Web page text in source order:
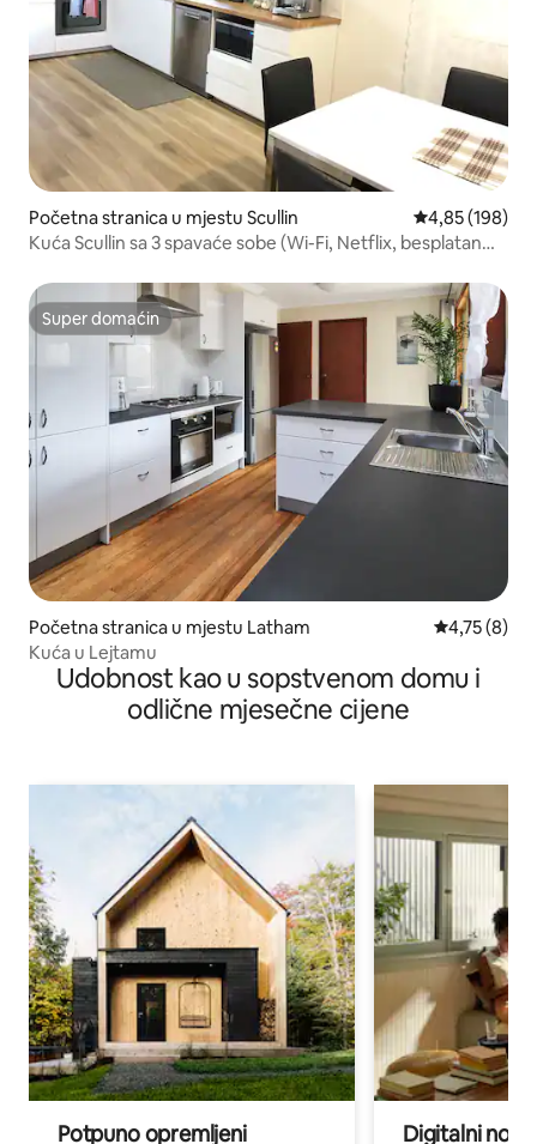
Početna stranica u mjestu Scullin prosječna
4,85 (198)
Kuća Scullin sa 3 spavaće sobe (Wi-Fi, Netflix, besplatan
Super domaćin
Super domaćin
Početna stranica u mjestu Latham prosječna
4,75 (8)
Kuća u Lejtamu
Udobnost kao u sopstvenom domu i
odlične mjesečne cijene
Potpuno opremljeni Digitalni